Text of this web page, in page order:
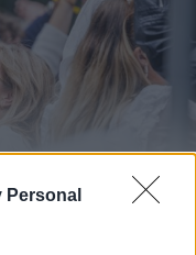
Personal
Del artikel